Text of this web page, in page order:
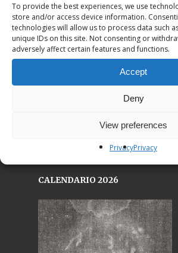
To provide the best experiences, we use
store and/or access device information.
technologies will allow us to process data such
unique IDs on this site. Not consenting or
adversely affect certain features and functions.
Accept
Deny
View preferences
PrivacyPrivacy
Sede legale:
Via Serra di Baccano, 15
19021 Arcola (Sp)
CALENDARIO 2026